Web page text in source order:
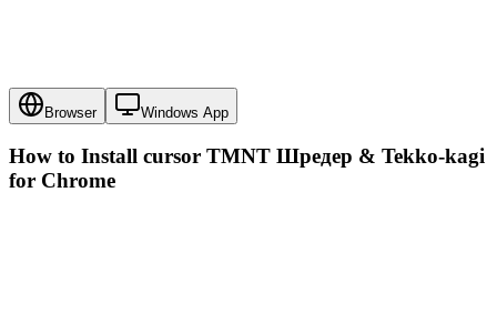
Browser Windows App
How to Install cursor TMNT Шредер & Tekko-kagi
for Chrome